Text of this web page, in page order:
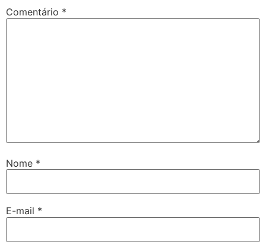
Comentário *
Nome *
E-mail *